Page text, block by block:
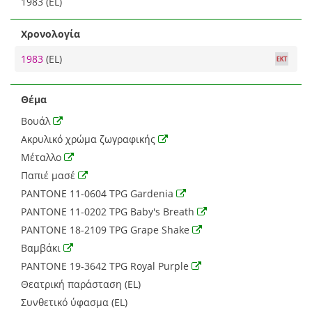
Χρονολογία
1983 (EL)
Θέμα
Βουάλ
Ακρυλικό χρώμα ζωγραφικής
Μέταλλο
Παπιέ μασέ
PANTONE 11-0604 TPG Gardenia
PANTONE 11-0202 TPG Baby's Breath
PANTONE 18-2109 TPG Grape Shake
Βαμβάκι
PANTONE 19-3642 TPG Royal Purple
Θεατρική παράσταση (EL)
Συνθετικό ύφασμα (EL)